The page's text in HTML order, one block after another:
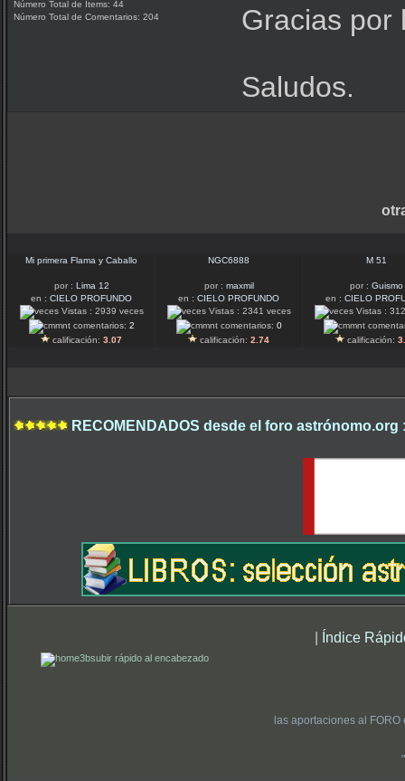
Número Total de Ítems: 44
Número Total de Comentarios: 204
Gracias por
Saludos.
Mi primera Flama y Caballo
por : Lima 12
en : CIELO PROFUNDO
Vistas : 2939 veces
comentarios: 2
calificación: 3.07
NGC6888
por : maxmil
en : CIELO PROFUNDO
Vistas : 2341 veces
comentarios: 0
calificación: 2.74
M 51
por : Guismo
en : CIELO
Vistas :
calificación:
RECOMENDADOS desde el foro astrónomo.org
| Índice
subir rápido al encabezado
las aportaciones al